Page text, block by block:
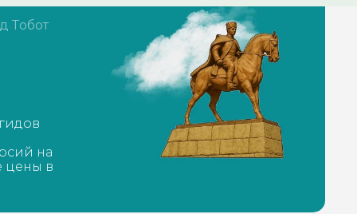
Тобот
на
цены в